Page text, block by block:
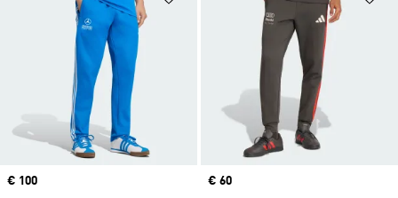
Price
€ 100
Price
€ 60